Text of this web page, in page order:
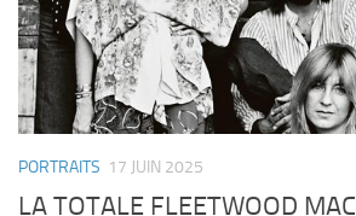
PORTRAITS 17 JUIN 2025
LA TOTALE FLEETWOOD MAC